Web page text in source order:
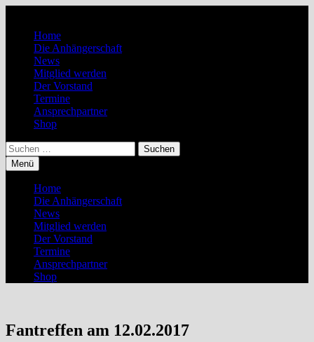
springenHome
Die Anhängerschaft
News
Mitglied werden
Der Vorstand
Termine
Ansprechpartner
Shop
Suchen
nach:
Menü
Home
Die Anhängerschaft
News
Mitglied werden
Der Vorstand
Termine
Ansprechpartner
Shop
Fantreffen am 12.02.2017